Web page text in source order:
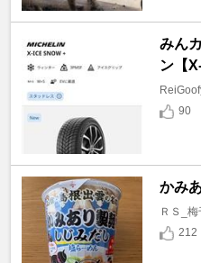
みん
ン【
90
かみ
ＲＳ_
212